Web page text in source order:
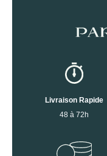
Livraison Rapide
48 à 72h